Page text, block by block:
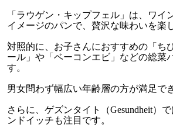
「ラウゲン・キップフェル」は、ワイ
イメージのパンで、贅沢な味わいを楽
対照的に、お子さんにおすすめの「ち
ール」や「ベーコンエビ」などの総菜
す。
男女問わず幅広い年齢層の方が満足で
さらに、ゲズンタイト（Gesundheit）
ンドイッチも注目です。